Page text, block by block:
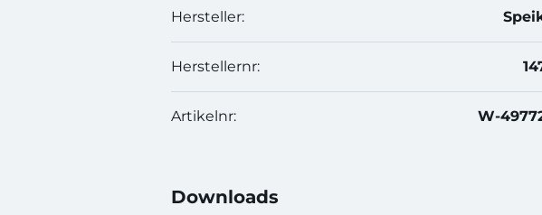
Hersteller:
Herstellernr:
Artikelnr: W-
Downloads